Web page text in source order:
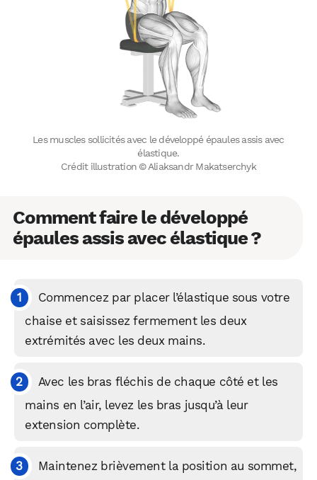
Les muscles sollicités avec le développé épaules assis avec
élastique.
Crédit illustration © Aliaksandr Makatserchyk
Comment faire le développé
épaules assis avec élastique ?
Commencez par placer l’élastique sous votre
chaise et saisissez fermement les deux
extrémités avec les deux mains.
Avec les bras fléchis de chaque côté et les
mains en l’air, levez les bras jusqu’à leur
extension complète.
Maintenez brièvement la position au sommet,